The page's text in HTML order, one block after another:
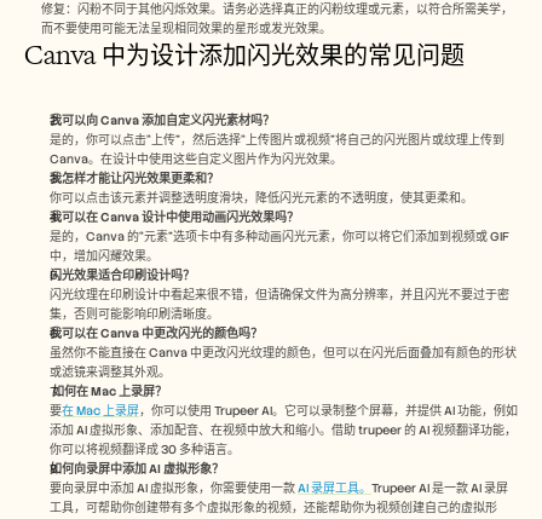
修复：闪粉不同于其他闪烁效果。请务必选择真正的闪粉纹理或元素，以符合所需美学，
而不要使用可能无法呈现相同效果的星形或发光效果。
Canva 中为设计添加闪光效果的常见问题
我可以向 Canva 添加自定义闪光素材吗？
是的，你可以点击“上传”，然后选择“上传图片或视频”将自己的闪光图片或纹理上传到
Canva。在设计中使用这些自定义图片作为闪光效果。
我怎样才能让闪光效果更柔和？
你可以点击该元素并调整透明度滑块，降低闪光元素的不透明度，使其更柔和。
我可以在 Canva 设计中使用动画闪光效果吗？
是的，Canva 的“元素”选项卡中有多种动画闪光元素，你可以将它们添加到视频或 GIF
中，增加闪耀效果。
闪光效果适合印刷设计吗？
闪光纹理在印刷设计中看起来很不错，但请确保文件为高分辨率，并且闪光不要过于密
集，否则可能影响印刷清晰度。
我可以在 Canva 中更改闪光的颜色吗？
虽然你不能直接在 Canva 中更改闪光纹理的颜色，但可以在闪光后面叠加有颜色的形状
或滤镜来调整其外观。
如何在 Mac 上录屏？
要在 Mac 上录屏，你可以使用 Trupeer AI。它可以录制整个屏幕，并提供 AI 功能，例如
添加 AI 虚拟形象、添加配音、在视频中放大和缩小。借助 trupeer 的 AI 视频翻译功能，
你可以将视频翻译成 30 多种语言。
如何向录屏中添加 AI 虚拟形象？
要向录屏中添加 AI 虚拟形象，你需要使用一款 AI 录屏工具。 Trupeer AI 是一款 AI 录屏
工具，可帮助你创建带有多个虚拟形象的视频，还能帮助你为视频创建自己的虚拟形